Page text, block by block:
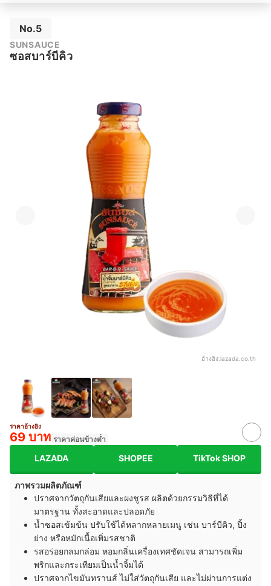
No.5
SUNSAUCE
ซอสบาร์บีคิว
อ้างอิง:lazada.co.th
ราคาอ้างอิง
69 บาท ราคาค่อนข้างต่ำ
LAZADA SHOPEE TikTok SHOP
ภาพรวมผลิตภัณฑ์
ปราศจากวัตถุกันเสียและผงชูรส ผลิตด้วยกรรมวิธีที่ได้
มาตรฐาน ทั้งสะอาดและปลอดภัย
น้ำซอสเข้มข้น ปรับใช้ได้หลากหลายเมนู เช่น บาร์บีคิว, ปิ้ง
ย่าง หรือหมักเนื้อเพิ่มรสชาติ
รสอร่อยกลมกล่อม หอมกลิ่นเครื่องเทศชัดเจน สามารถเพิ่ม
พริกและกระเทียมเป็นน้ำจิ้มได้
ปราศจากไขมันทรานส์ ไม่ใส่วัตถุกันเสีย และไม่ผ่านการแต่ง